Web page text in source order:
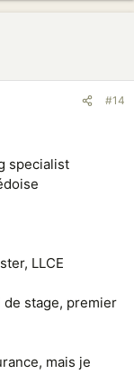
#14
specialist
LLCE
stage, premier
mais je